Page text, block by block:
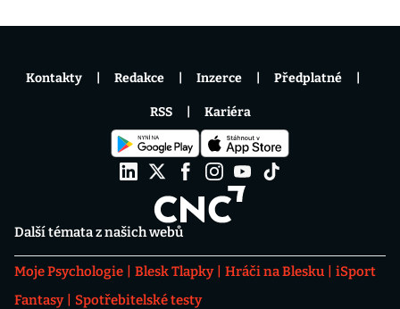
Další témata z našich webů
Moje Psychologie Blesk Tlapky Hráči na Blesku
iSport
Fantasy
Spotřebitelské testy
Kontakty Redakce Inzerce Předplatné
RSS Kariéra